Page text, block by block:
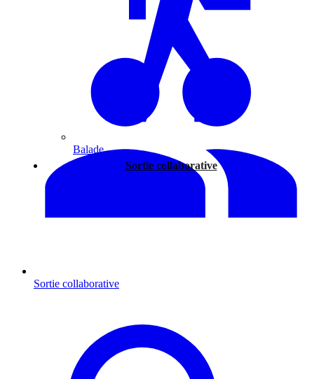
Balade
Sortie collaborative
Sortie collaborative